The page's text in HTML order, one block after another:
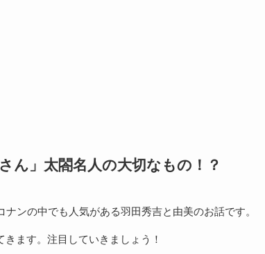
ん」太閤名人の大切なもの！？
ンの中でも人気がある羽田秀吉と由美のお話です。
ます。注目していきましょう！